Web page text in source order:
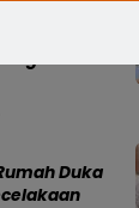
Bukan
Akibat
Duka